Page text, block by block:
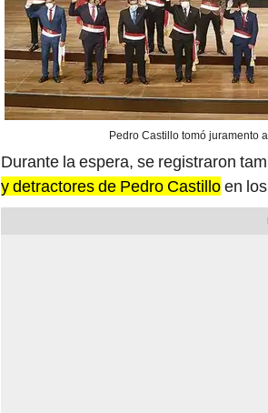
Pedro Castillo tomó juramento
Durante la espera, se registraron
y detractores de Pedro Castilloen